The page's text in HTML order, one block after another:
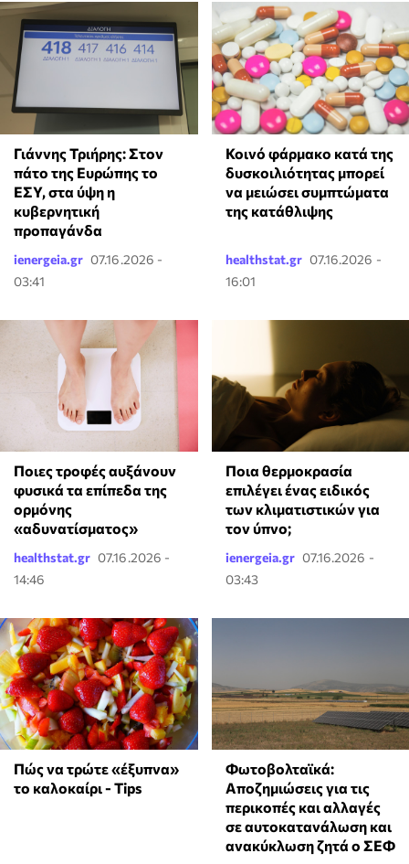
Γιάννης Τριήρης: Στον
πάτο της Ευρώπης το
ΕΣΥ, στα ύψη η
κυβερνητική
προπαγάνδα
ienergeia.gr 07.16.2026 -
03:41
Κοινό φάρμακο κατά της
δυσκοιλιότητας μπορεί
να μειώσει συμπτώματα
της κατάθλιψης
healthstat.gr 07.16.2026 -
16:01
Ποιες τροφές αυξάνουν
φυσικά τα επίπεδα της
ορμόνης
«αδυνατίσματος»
healthstat.gr 07.16.2026 -
14:46
Ποια θερμοκρασία
επιλέγει ένας ειδικός
των κλιματιστικών για
τον ύπνο;
ienergeia.gr 07.16.2026 -
03:43
Πώς να τρώτε «έξυπνα»
το καλοκαίρι - Tips
Φωτοβολταϊκά:
Αποζημιώσεις για τις
περικοπές και αλλαγές
σε αυτοκατανάλωση και
ανακύκλωση ζητά ο ΣΕΦ